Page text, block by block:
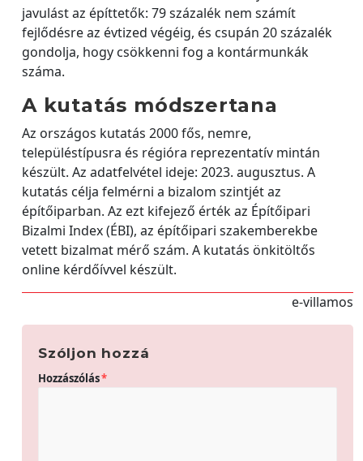
javulást az építtetők: 79 százalék nem számít
fejlődésre az évtized végéig, és csupán 20 százalék
gondolja, hogy csökkenni fog a kontármunkák
száma.
A kutatás módszertana
Az országos kutatás 2000 fős, nemre,
településtípusra és régióra reprezentatív mintán
készült. Az adatfelvétel ideje: 2023. augusztus. A
kutatás célja felmérni a bizalom szintjét az
építőiparban. Az ezt kifejező érték az Építőipari
Bizalmi Index (ÉBI), az építőipari szakemberekbe
vetett bizalmat mérő szám. A kutatás önkitöltős
online kérdőívvel készült.
e-villamos
Szóljon hozzá
Hozzászólás*